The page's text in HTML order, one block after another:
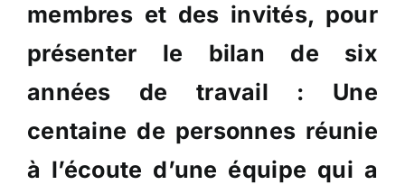
membres et des invités, pour
présenter le bilan de six
années de travail : Une
centaine de personnes réunie
à l’écoute d’une équipe qui a